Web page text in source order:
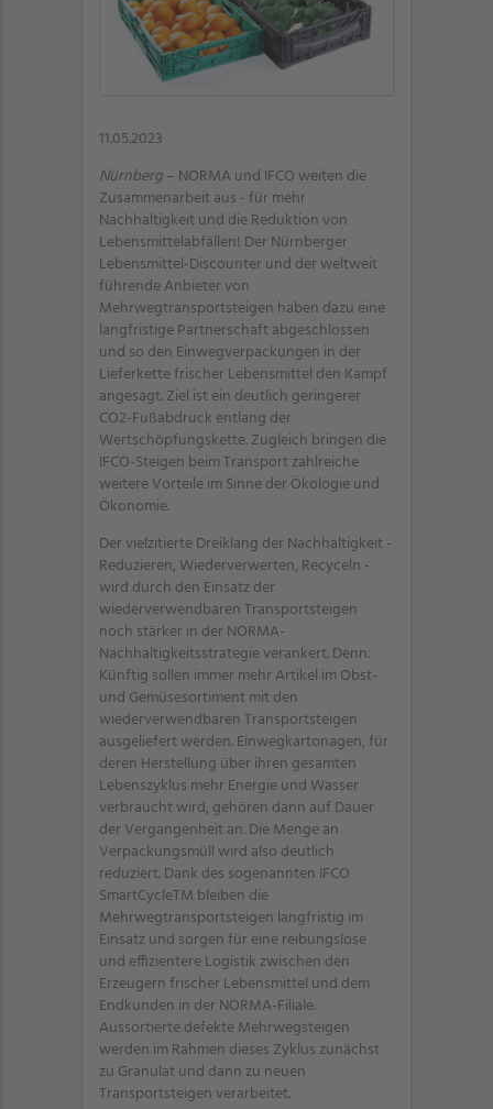
11.05.2023
Nürnberg– NORMA und IFCO weiten die
Zusammenarbeit aus - für mehr
Nachhaltigkeit und die Reduktion von
Lebensmittelabfällen! Der Nürnberger
Lebensmittel-Discounter und der weltweit
führende Anbieter von
Mehrwegtransportsteigen haben dazu eine
langfristige Partnerschaft abgeschlossen
und so den Einwegverpackungen in der
Lieferkette frischer Lebensmittel den Kampf
angesagt. Ziel ist ein deutlich geringerer
CO2-Fußabdruck entlang der
Wertschöpfungskette. Zugleich bringen die
IFCO-Steigen beim Transport zahlreiche
weitere Vorteile im Sinne der Ökologie und
Ökonomie.
Der vielzitierte Dreiklang der Nachhaltigkeit -
Reduzieren, Wiederverwerten, Recyceln -
wird durch den Einsatz der
wiederverwendbaren Transportsteigen
noch stärker in der NORMA-
Nachhaltigkeitsstrategie verankert. Denn:
Künftig sollen immer mehr Artikel im Obst-
und Gemüsesortiment mit den
wiederverwendbaren Transportsteigen
ausgeliefert werden. Einwegkartonagen, für
deren Herstellung über ihren gesamten
Lebenszyklus mehr Energie und Wasser
verbraucht wird, gehören dann auf Dauer
der Vergangenheit an. Die Menge an
Verpackungsmüll wird also deutlich
reduziert. Dank des sogenannten IFCO
SmartCycleTM bleiben die
Mehrwegtransportsteigen langfristig im
Einsatz und sorgen für eine reibungslose
und effizientere Logistik zwischen den
Erzeugern frischer Lebensmittel und dem
Endkunden in der NORMA-Filiale.
Aussortierte defekte Mehrwegsteigen
werden im Rahmen dieses Zyklus zunächst
zu Granulat und dann zu neuen
Transportsteigen verarbeitet.